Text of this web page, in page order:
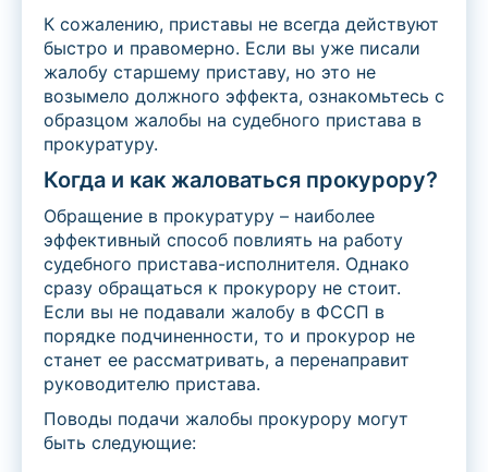
К сожалению, приставы не всегда действуют
быстро и правомерно. Если вы уже писали
жалобу старшему приставу, но это не
возымело должного эффекта, ознакомьтесь с
образцом жалобы на судебного пристава в
прокуратуру.
Когда и как жаловаться прокурору?
Обращение в прокуратуру – наиболее
эффективный способ повлиять на работу
судебного пристава-исполнителя. Однако
сразу обращаться к прокурору не стоит.
Если вы не подавали жалобу в ФССП в
порядке подчиненности, то и прокурор не
станет ее рассматривать, а перенаправит
руководителю пристава.
Поводы подачи жалобы прокурору могут
быть следующие: